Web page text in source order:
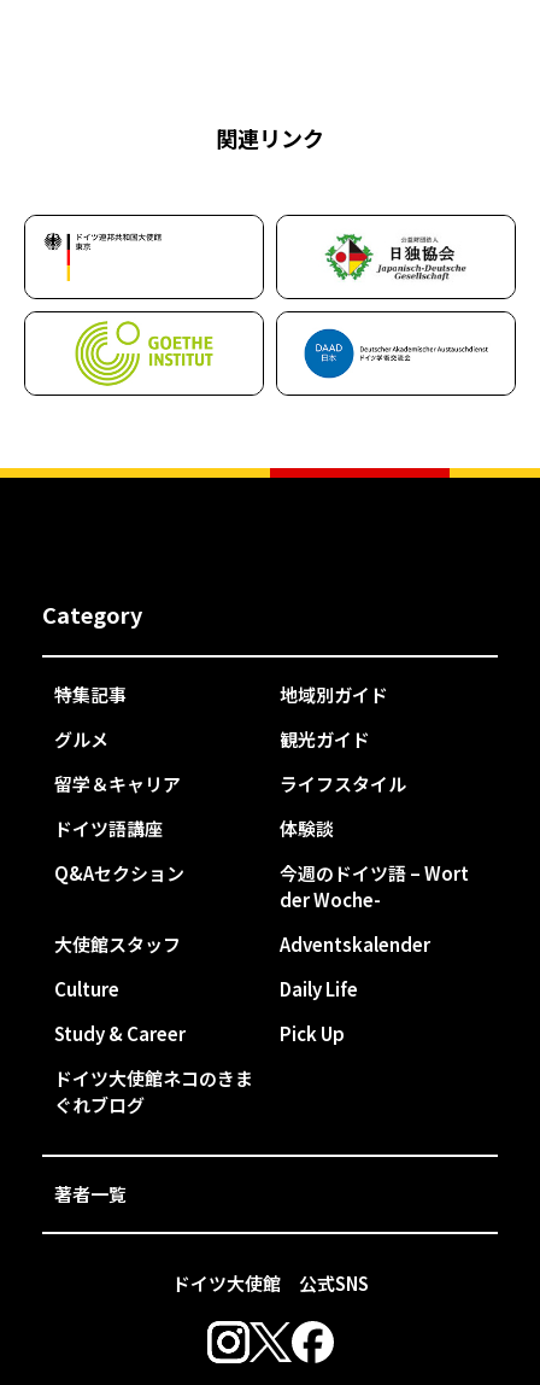
関連リンク
ドイツ大使館 公式SNS
Category
特集記事
地域別ガイド
グルメ
観光ガイド
留学＆キャリア
ライフスタイル
ドイツ語講座
体験談
Q&Aセクション
今週のドイツ語 – Wort
der Woche-
大使館スタッフ
Adventskalender
Culture
Daily Life
Study & Career
Pick Up
ドイツ大使館ネコのきま
ぐれブログ
著者一覧